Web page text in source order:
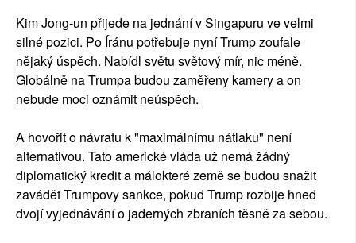
Kim Jong-un přijede na jednání v Singapuru ve velmi
silné pozici. Po Íránu potřebuje nyní Trump zoufale
nějaký úspěch. Nabídl světu světový mír, nic méně.
Globálně na Trumpa budou zaměřeny kamery a on
nebude moci oznámit neúspěch.
A hovořit o návratu k "maximálnímu nátlaku" není
alternativou. Tato americké vláda už nemá žádný
diplomatický kredit a málokteré země se budou snažit
zavádět Trumpovy sankce, pokud Trump rozbije hned
dvojí vyjednávání o jaderných zbraních těsně za sebou.